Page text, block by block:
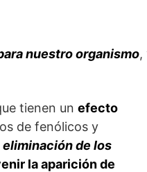
nuestro organismo,
tienen un efecto
de fenólicos y
eliminación de los
la aparición de